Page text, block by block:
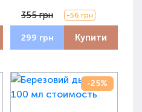
355 грн -56 грн
299 грн Купити
-25%